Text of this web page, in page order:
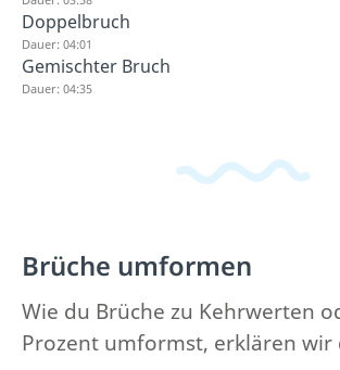
Doppelbruch
Dauer: 04:01
Gemischter Bruch
Dauer: 04:35
Brüche umformen
Wie du Brüche zu Kehrwerten
Prozent umformst, erklären wir